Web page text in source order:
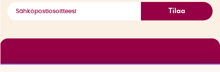
Tilaa